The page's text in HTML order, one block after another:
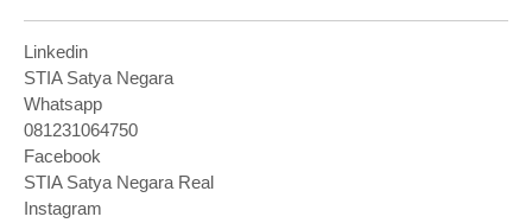
Linkedin
STIA Satya Negara
Whatsapp
081231064750
Facebook
STIA Satya Negara Real
Instagram